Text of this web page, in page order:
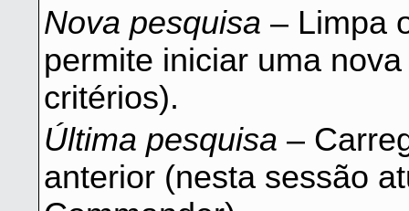
Nova pesquisa – Limpa
permite iniciar uma
critérios).
Última pesquisa –
anterior (nesta sessão